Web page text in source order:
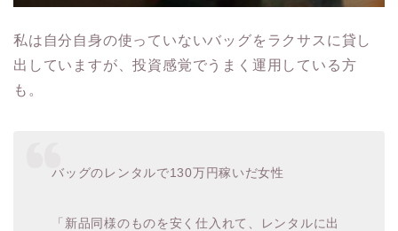
私は自分自身の使っていないバッグをラクサスに貸し
出していますが、投資感覚でうまく運用している方
も。
バッグのレンタルで130万円稼いだ女性
「新品同様のものを安く仕入れて、レンタルに出